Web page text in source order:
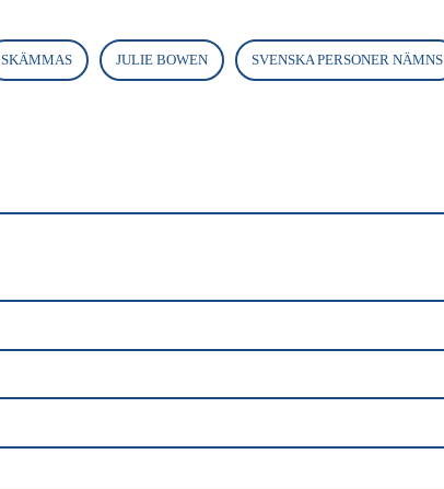
SKÄMMAS JULIE BOWEN SVENSKA PERSONER NÄMNS